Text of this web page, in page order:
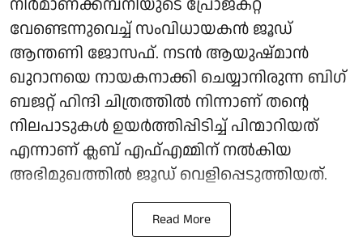
നിർമാണക്കമ്പനിയുടെ പ്രോജക്റ്റ്
വേണ്ടെന്നുവെച്ച് സംവിധായകൻ ജൂഡ്
ആന്തണി ജോസഫ്. നടൻ ആയുഷ്മാൻ
ഖുറാനയെ നായകനാക്കി ചെയ്യാനിരുന്ന ബിഗ്
ബജറ്റ് ഹിന്ദി ചിത്രത്തിൽ നിന്നാണ് തന്റെ
നിലപാടുകൾ ഉയർത്തിപ്പിടിച്ച് പിന്മാറിയത്
എന്നാണ് ക്ലബ് എഫ്എമ്മിന് നല്‍കിയ
അഭിമുഖത്തില്‍ ജൂഡ് വെളിപ്പെടുത്തിയത്.
Read More